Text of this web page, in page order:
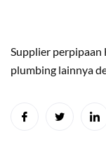
Supplier perpipaan
plumbing lainnya